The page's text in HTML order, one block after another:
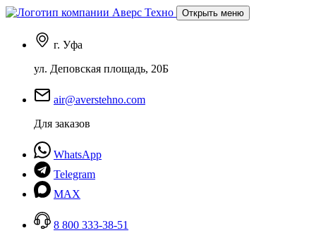
Открыть меню
г. Уфа
ул. Деповская площадь, 20Б
air@averstehno.com
Для заказов
WhatsApp
Telegram
MAX
8 800 333-38-51